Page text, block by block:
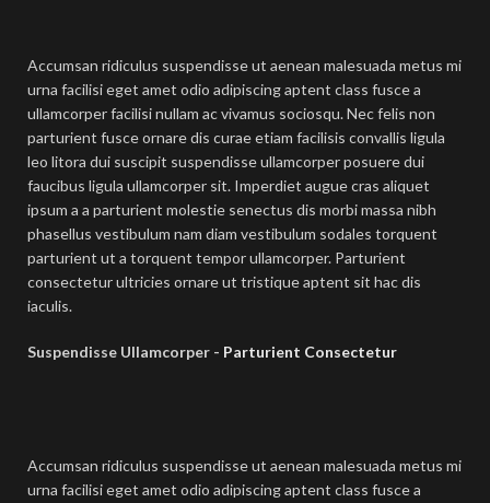
Accumsan ridiculus suspendisse ut aenean malesuada metus mi
urna facilisi eget amet odio adipiscing aptent class fusce a
ullamcorper facilisi nullam ac vivamus sociosqu. Nec felis non
parturient fusce ornare dis curae etiam facilisis convallis ligula
leo litora dui suscipit suspendisse ullamcorper posuere dui
faucibus ligula ullamcorper sit. Imperdiet augue cras aliquet
ipsum a a parturient molestie senectus dis morbi massa nibh
phasellus vestibulum nam diam vestibulum sodales torquent
parturient ut a torquent tempor ullamcorper. Parturient
consectetur ultricies ornare ut tristique aptent sit hac dis
iaculis.
Suspendisse Ullamcorper - Parturient Consectetur
Accumsan ridiculus suspendisse ut aenean malesuada metus mi
urna facilisi eget amet odio adipiscing aptent class fusce a